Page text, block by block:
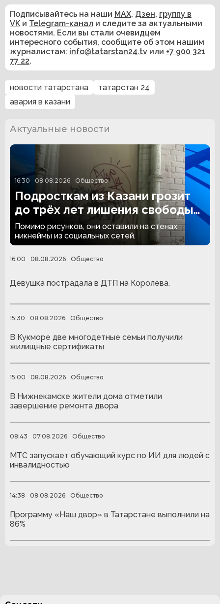
Подписывайтесь на наши MAX, Дзен, группу в
VK и Telegram-канал и следите за актуальными
новостями. Если вы стали очевидцем
интересного события, сообщите об этом нашим
журналистам: info@tatarstan24.tv или +7 900 321
77 22.
новости татарстана
татарстан 24
авария в казани
Актуальные новости
16:30 08.08.2026 Общество
Подросткам из Казани грозит
до трёх лет лишения свободы
за граффити
Помимо рисунков, они оставили на стенах
никнеймы из социальных сетей.
16:00 08.08.2026 Общество
Девушка пострадала в ДТП на Королева.
15:30 08.08.2026 Общество
В Кукморе две многодетные семьи получили
жилищные сертификаты
15:00 08.08.2026 Общество
В Нижнекамске жители дома отметили
завершение ремонта двора
08:43 07.08.2026 Общество
МТС запускает обучающий курс по ИИ для людей с
инвалидностью
14:38 08.08.2026 Общество
Программу «Наш двор» в Татарстане выполнили на
86%